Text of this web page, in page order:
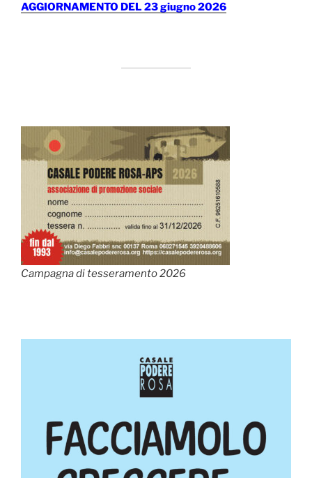
AGGIORNAMENTO DEL 23 giugno 2026
Campagna di tesseramento 2026